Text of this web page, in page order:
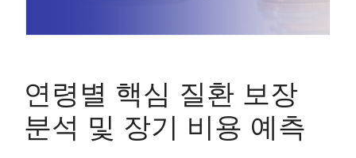
연령별 핵심 질환 보장
분석 및 장기 비용 예측